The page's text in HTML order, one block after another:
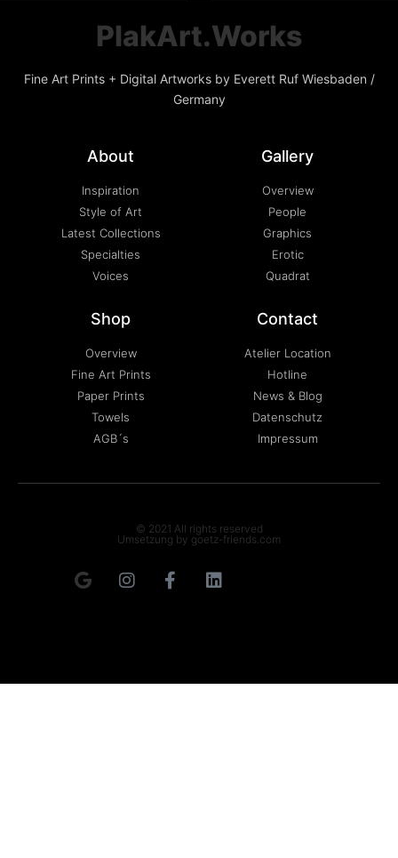
PlakArt.Works
Fine Art Prints + Digital Artworks by Everett Ruf Wiesbaden /
Germany
About
Inspiration
Style of Art
Latest Collections
Specialties
Voices
Gallery
Overview
People
Graphics
Erotic
Quadrat
Shop
Overview
Fine Art Prints
Paper Prints
Towels
AGB´s
Contact
Atelier Location
Hotline
News & Blog
Datenschutz
Impressum
© 2021 All rights reserved
Umsetzung by goetz-friends.com